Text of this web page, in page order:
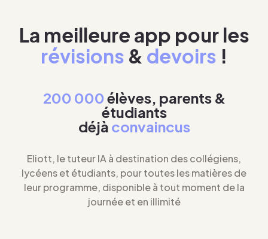
La meilleure app pour les
révisions & devoirs !
200 000élèves, parents &
étudiants
déjà convaincus
Eliott, le tuteur IA à destination des collégiens,
lycéens et étudiants, pour toutes les matières de
leur programme, disponible à tout moment de la
journée et en illimité